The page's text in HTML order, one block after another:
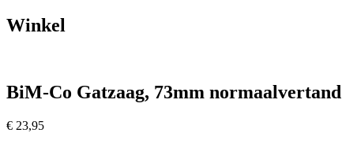
Winkel
BiM-Co Gatzaag, 73mm normaalvertand
€ 23,95